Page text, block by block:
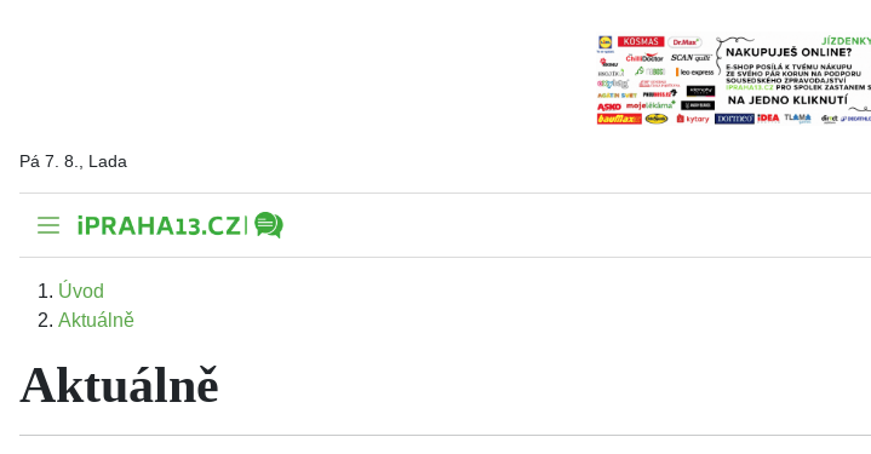
Pá 7. 8., Lada
Úvod
Aktuálně
Aktuálně